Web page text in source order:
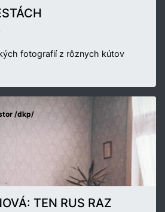
fotografií z rôznych kútov
/dkp/
TEN RUS RAZ